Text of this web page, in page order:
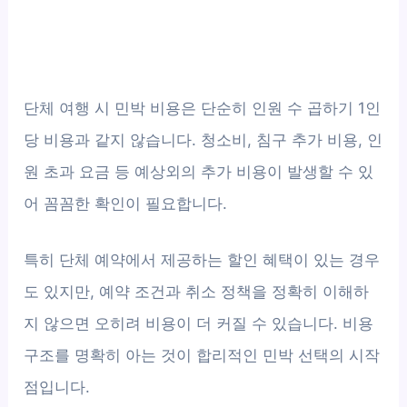
단체 여행 시 민박 비용은 단순히 인원 수 곱하기 1인
당 비용과 같지 않습니다. 청소비, 침구 추가 비용, 인
원 초과 요금 등 예상외의 추가 비용이 발생할 수 있
어 꼼꼼한 확인이 필요합니다.
특히 단체 예약에서 제공하는 할인 혜택이 있는 경우
도 있지만, 예약 조건과 취소 정책을 정확히 이해하
지 않으면 오히려 비용이 더 커질 수 있습니다. 비용
구조를 명확히 아는 것이 합리적인 민박 선택의 시작
점입니다.